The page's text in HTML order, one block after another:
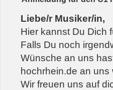
Liebe/r Musiker/in,
Hier kannst Du Dich
Falls Du noch
Wünsche an uns
hochrhein.de an uns
Wir freuen uns auf